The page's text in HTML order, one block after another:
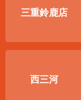
三重鈴鹿店
西三河